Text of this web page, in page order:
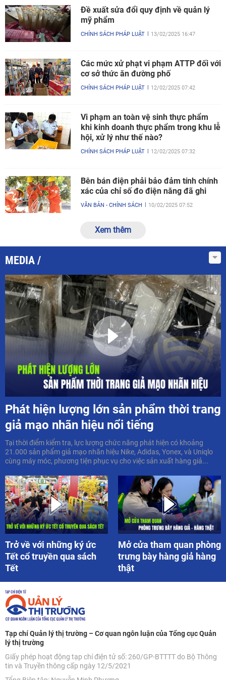
Đề xuất sửa đổi quy định về quản lý
mỹ phẩm
CHÍNH SÁCH PHÁP LUẬT 13/02/2025 16:47
Các mức xử phạt vi phạm ATTP đối với
cơ sở thức ăn đường phố
CHÍNH SÁCH PHÁP LUẬT 12/02/2025 07:42
Vi phạm an toàn vệ sinh thực phẩm
khi kinh doanh thực phẩm trong khu lễ
hội, xử lý như thế nào?
CHÍNH SÁCH PHÁP LUẬT 12/02/2025 07:32
Bên bán điện phải bảo đảm tính chính
xác của chỉ số đo điện năng đã ghi
VĂN BẢN - CHÍNH SÁCH 10/02/2025 07:52
Xem thêm
MEDIA
Phát hiện lượng lớn sản phẩm thời trang
giả mạo nhãn hiệu nổi tiếng
Tại thời điểm kiểm tra, lực lượng chức năng phát hiện có khoảng
21.000 sản phẩm giả mạo nhãn hiệu Nike, Adidas, Yonex, và Uniqlo
cùng máy móc, phương tiện phục vụ cho việc sản xuất hàng giả...
Trở về với những ký ức
Tết cổ truyền qua sách
Tết
Mở cửa tham quan phòng
trưng bày hàng giả hàng
thật
Tạp chí Quản lý thị trường – Cơ quan ngôn luận của Tổng cục Quản
lý thị trường
Giấy phép hoạt động tạp chí điện tử số: 260/GP-BTTTT do Bộ Thông
tin và Truyền thông cấp ngày 12/5/2021